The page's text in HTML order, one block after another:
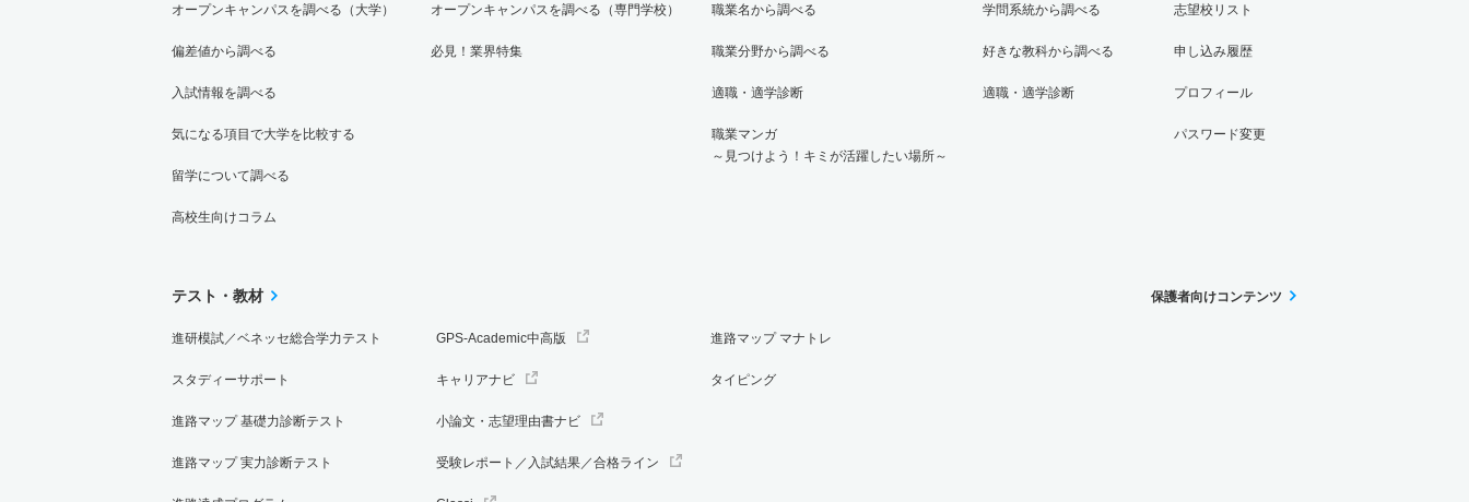
オープンキャンパスを調べる（大学）
偏差値から調べる
入試情報を調べる
気になる項目で大学を比較する
留学について調べる
高校生向けコラム
オープンキャンパスを調べる（専門学校）
必見！業界特集
職業名から調べる
職業分野から調べる
適職・適学診断
職業マンガ
～見つけよう！キミが活躍したい場所～
学問系統から調べる
好きな教科から調べる
適職・適学診断
志望校リスト
申し込み履歴
プロフィール
パスワード変更
テスト・教材
進研模試／ベネッセ総合学力テスト
スタディーサポート
進路マップ 基礎力診断テスト
進路マップ 実力診断テスト
GPS-Academic中高版
キャリアナビ
小論文・志望理由書ナビ
受験レポート／入試結果／合格ライン
進路マップ マナトレ
タイピング
保護者向けコンテンツ